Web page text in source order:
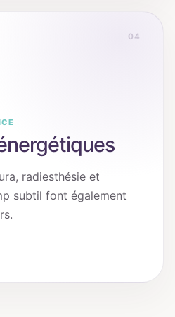
04
radiesthésie et
subtil font également